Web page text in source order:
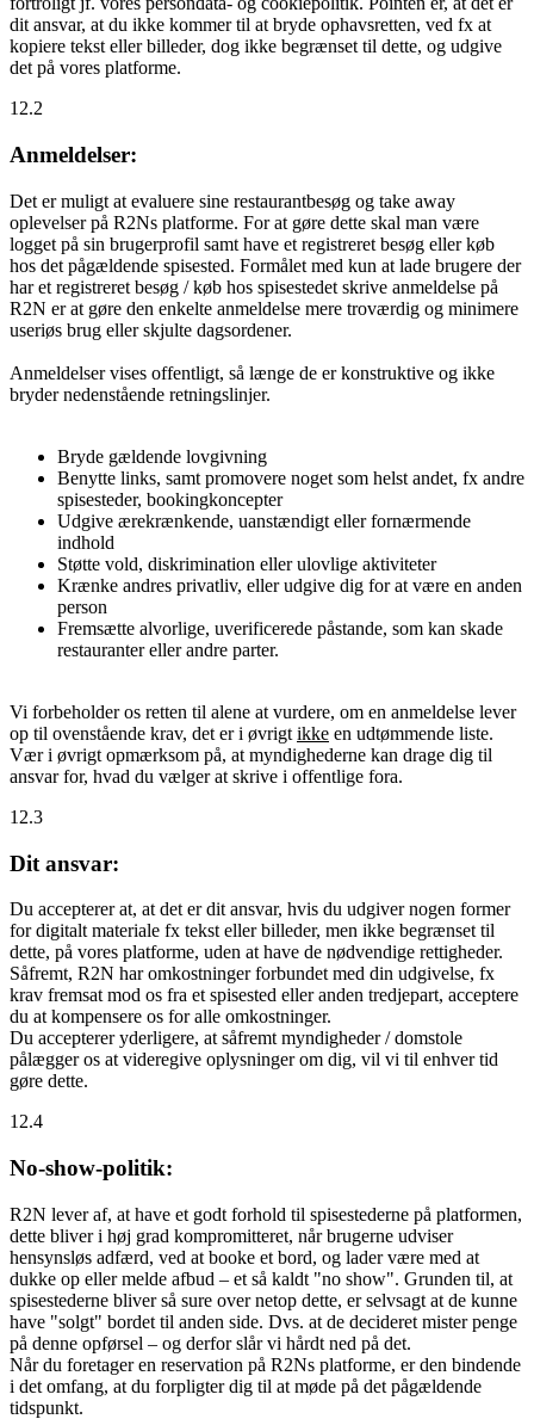
dit ansvar, at du ikke kommer til at bryde ophavsretten, ved fx at
kopiere tekst eller billeder, dog ikke begrænset til dette, og udgive
det på vores platforme.
12.2
Anmeldelser:
Det er muligt at evaluere sine restaurantbesøg og take away
oplevelser på R2Ns platforme. For at gøre dette skal man være
logget på sin brugerprofil samt have et registreret besøg eller køb
hos det pågældende spisested. Formålet med kun at lade brugere der
har et registreret besøg / køb hos spisestedet skrive anmeldelse på
R2N er at gøre den enkelte anmeldelse mere troværdig og minimere
useriøs brug eller skjulte dagsordener.
Anmeldelser vises offentligt, så længe de er konstruktive og ikke
bryder nedenstående retningslinjer.
Bryde gældende lovgivning
Benytte links, samt promovere noget som helst andet, fx andre
spisesteder, bookingkoncepter
Udgive ærekrænkende, uanstændigt eller fornærmende
indhold
Støtte vold, diskrimination eller ulovlige aktiviteter
Krænke andres privatliv, eller udgive dig for at være en anden
person
Fremsætte alvorlige, uverificerede påstande, som kan skade
restauranter eller andre parter.
Vi forbeholder os retten til alene at vurdere, om en anmeldelse lever
op til ovenstående krav, det er i øvrigt ikke en udtømmende liste.
Vær i øvrigt opmærksom på, at myndighederne kan drage dig til
ansvar for, hvad du vælger at skrive i offentlige fora.
12.3
Dit ansvar:
Du accepterer at, at det er dit ansvar, hvis du udgiver nogen former
for digitalt materiale fx tekst eller billeder, men ikke begrænset til
dette, på vores platforme, uden at have de nødvendige rettigheder.
Såfremt, R2N har omkostninger forbundet med din udgivelse, fx
krav fremsat mod os fra et spisested eller anden tredjepart, acceptere
du at kompensere os for alle omkostninger.
Du accepterer yderligere, at såfremt myndigheder / domstole
pålægger os at videregive oplysninger om dig, vil vi til enhver tid
gøre dette.
12.4
No-show-politik:
R2N lever af, at have et godt forhold til spisestederne på platformen,
dette bliver i høj grad kompromitteret, når brugerne udviser
hensynsløs adfærd, ved at booke et bord, og lader være med at
dukke op eller melde afbud – et så kaldt "no show". Grunden til, at
spisestederne bliver så sure over netop dette, er selvsagt at de kunne
have "solgt" bordet til anden side. Dvs. at de decideret mister penge
på denne opførsel – og derfor slår vi hårdt ned på det.
Når du foretager en reservation på R2Ns platforme, er den bindende
i det omfang, at du forpligter dig til at møde på det pågældende
tidspunkt.